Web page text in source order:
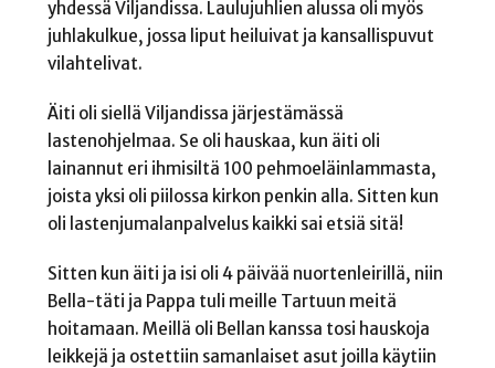
yhdessä Viljandissa. Laulujuhlien alussa oli myös
juhlakulkue, jossa liput heiluivat ja kansallispuvut
vilahtelivat.
Äiti oli siellä Viljandissa järjestämässä
lastenohjelmaa. Se oli hauskaa, kun äiti oli
lainannut eri ihmisiltä 100 pehmoeläinlammasta,
joista yksi oli piilossa kirkon penkin alla. Sitten kun
oli lastenjumalanpalvelus kaikki sai etsiä sitä!
Sitten kun äiti ja isi oli 4 päivää nuortenleirillä, niin
Bella-täti ja Pappa tuli meille Tartuun meitä
hoitamaan. Meillä oli Bellan kanssa tosi hauskoja
leikkejä ja ostettiin samanlaiset asut joilla käytiin